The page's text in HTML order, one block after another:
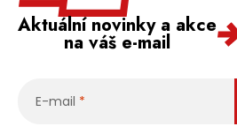
Aktuální novinky a akce
na váš e-mail
E-mail